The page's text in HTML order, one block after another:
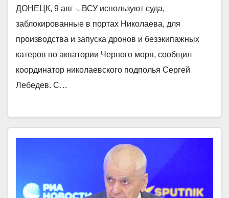
ДОНЕЦК, 9 авг -. ВСУ используют суда,
заблокированные в портах Николаева, для
производства и запуска дронов и безэкипажных
катеров по акватории Черного моря, сообщил
координатор николаевского подполья Сергей
Лебедев. С…